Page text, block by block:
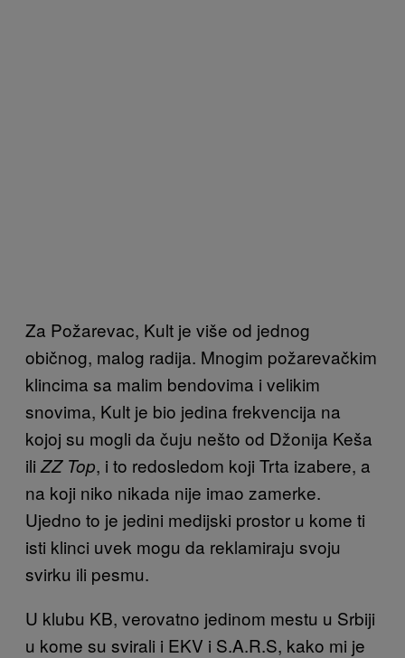
Za Požarevac, Kult je više od jednog
običnog, malog radija. Mnogim požarevačkim
klincima sa malim bendovima i velikim
snovima, Kult je bio jedina frekvencija na
kojoj su mogli da čuju nešto od Džonija Keša
ili ZZ Top, i to redosledom koji Trta izabere, a
na koji niko nikada nije imao zamerke.
Ujedno to je jedini medijski prostor u kome ti
isti klinci uvek mogu da reklamiraju svoju
svirku ili pesmu.
U klubu KB, verovatno jedinom mestu u Srbiji
u kome su svirali i EKV i S.A.R.S, kako mi je